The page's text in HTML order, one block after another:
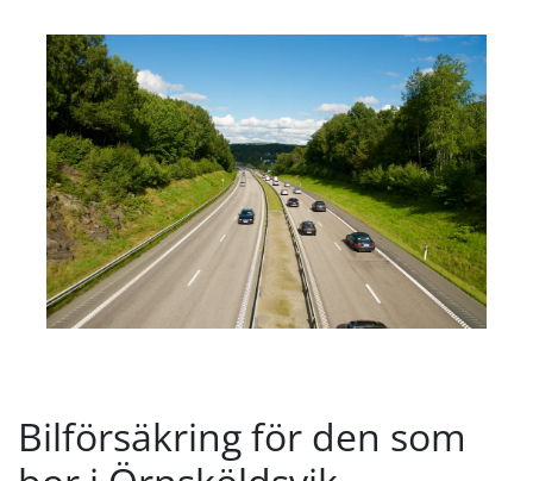
Bilförsäkring för den som